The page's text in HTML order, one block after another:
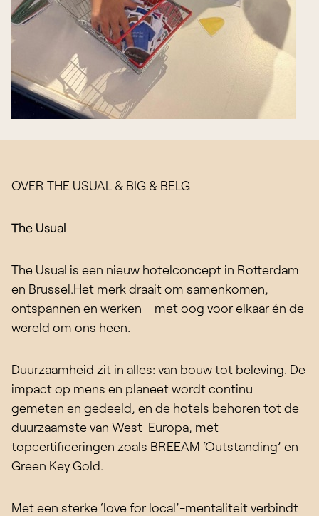
OVER THE USUAL & BIG & BELG
The Usual
The Usual is een nieuw hotelconcept in Rotterdam
en Brussel.Het merk draait om samenkomen,
ontspannen en werken – met oog voor elkaar én de
wereld om ons heen.
Duurzaamheid zit in alles: van bouw tot beleving. De
impact op mens en planeet wordt continu
gemeten en gedeeld, en de hotels behoren tot de
duurzaamste van West-Europa, met
topcertificeringen zoals BREEAM ‘Outstanding’ en
Green Key Gold.
Met een sterke ‘love for local’-mentaliteit verbindt